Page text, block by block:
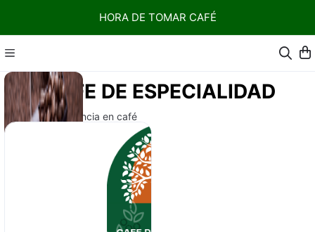
HORA DE TOMAR CAFÉ
CAFE DE ESPECIALIDAD
La mejor experiencia en café